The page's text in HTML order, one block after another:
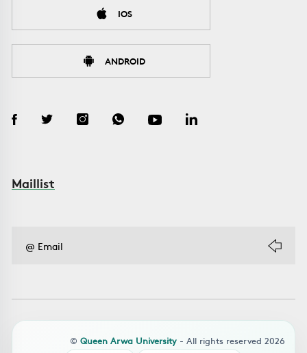
IOS
ANDROID
Maillist
© Queen Arwa University - All rights reserved 2026